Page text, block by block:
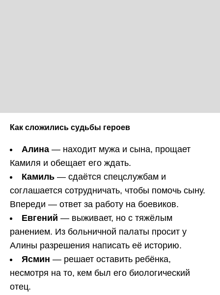
Как сложились судьбы героев
Алина — находит мужа и сына, прощает
Камиля и обещает его ждать.
Камиль — сдаётся спецслужбам и
соглашается сотрудничать, чтобы помочь сыну.
Впереди — ответ за работу на боевиков.
Евгений — выживает, но с тяжёлым
ранением. Из больничной палаты просит у
Алины разрешения написать её историю.
Ясмин — решает оставить ребёнка,
несмотря на то, кем был его биологический
отец.